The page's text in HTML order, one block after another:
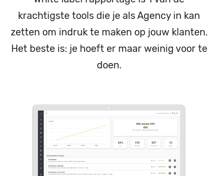
krachtigste tools die je als Agency in kan
zetten om indruk te maken op jouw klanten.
Het beste is: je hoeft er maar weinig voor te
doen.